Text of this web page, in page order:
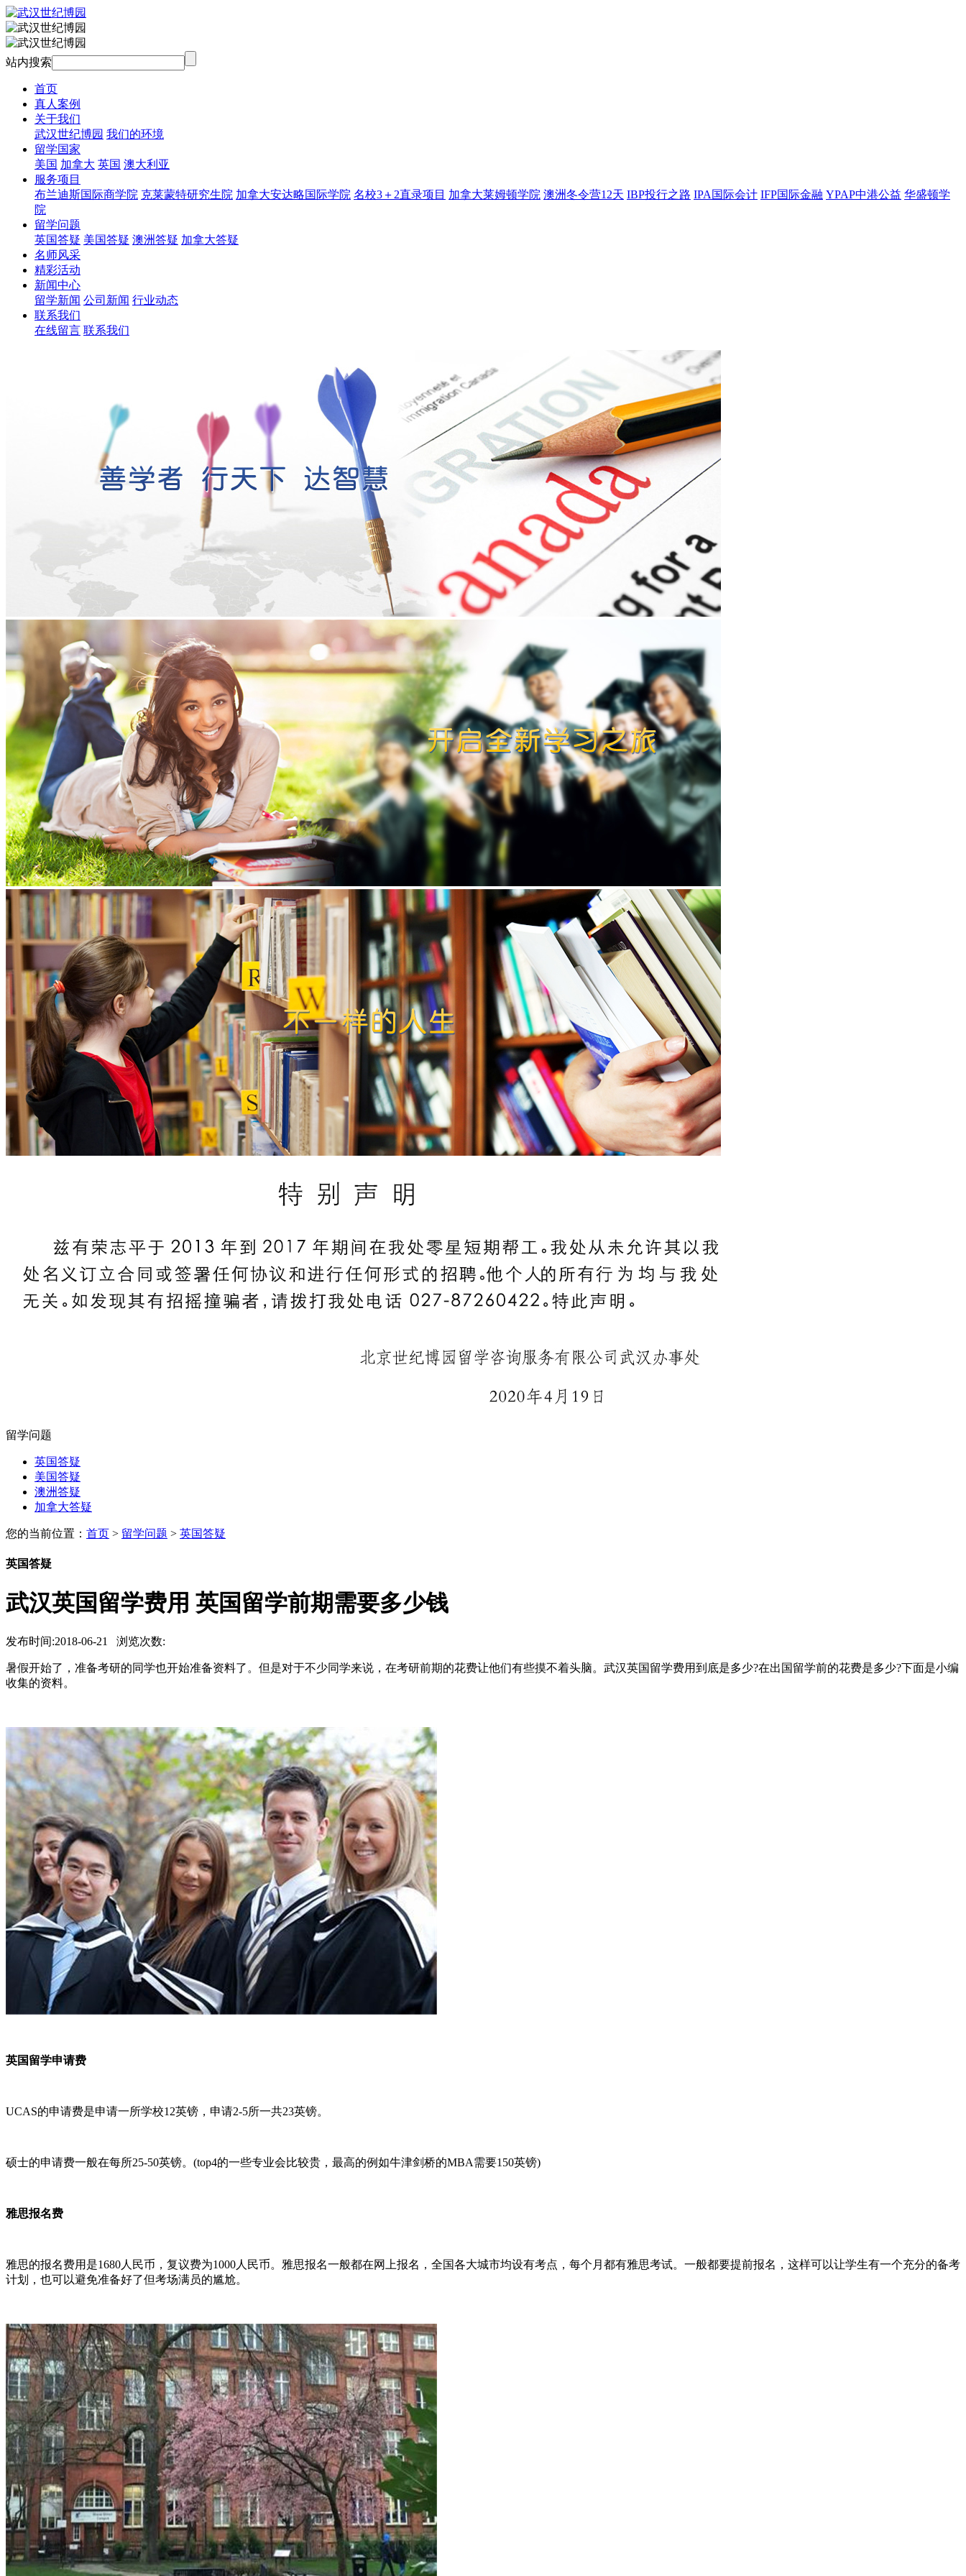
站内搜索
首页
真人案例
关于我们
武汉世纪博园 我们的环境
留学国家
美国 加拿大 英国 澳大利亚
服务项目
布兰迪斯国际商学院 克莱蒙特研究生院 加拿大安达略国际学院 名校3＋2直录项目 加拿大莱姆顿学院 澳洲冬令营12天 IBP投行之路 IPA国际会计 IFP国际金融 YPAP中港公益 华盛顿学
院
留学问题
英国答疑 美国答疑 澳洲答疑 加拿大答疑
名师风采
精彩活动
新闻中心
留学新闻 公司新闻 行业动态
联系我们
在线留言 联系我们
留学问题
英国答疑
美国答疑
澳洲答疑
加拿大答疑
您的当前位置： 首页 > 留学问题 > 英国答疑
英国答疑
武汉英国留学费用 英国留学前期需要多少钱
发布时间:2018-06-21 浏览次数:
暑假开始了，准备考研的同学也开始准备资料了。但是对于不少同学来说，在考研前期的花费让他们有些摸不着头脑。武汉英国留学费用到底是多少?在出国留学前的花费是多少?下面是小编
收集的资料。
英国留学申请费
UCAS的申请费是申请一所学校12英镑，申请2-5所一共23英镑。
硕士的申请费一般在每所25-50英镑。(top4的一些专业会比较贵，最高的例如牛津剑桥的MBA需要150英镑)
雅思报名费
雅思的报名费用是1680人民币，复议费为1000人民币。雅思报名一般都在网上报名，全国各大城市均设有考点，每个月都有雅思考试。一般都要提前报名，这样可以让学生有一个充分的备考
计划，也可以避免准备好了但考场满员的尴尬。